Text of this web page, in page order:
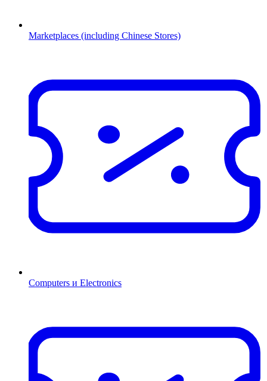
Marketplaces (including Chinese Stores)
Computers и Electronics